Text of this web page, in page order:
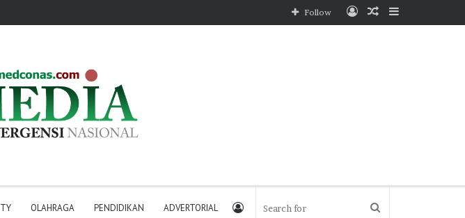
Sidebar
Random
Log
Follow
OLAHRAGA PENDIDIKAN ADVERTORIAL Search
Log